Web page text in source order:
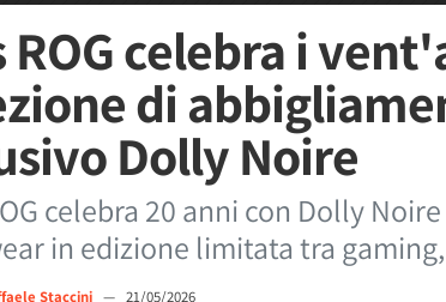
ROG celebra i
di
Dolly Noire
celebra 20 anni con Dolly
in edizione limitata tra
Staccini — 21/05/2026